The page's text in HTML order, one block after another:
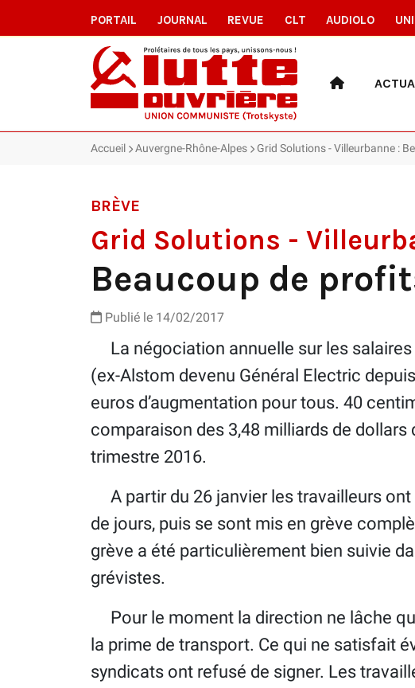
PORTAIL JOURNAL REVUE CLT AUDIOLO
Accueil Auvergne-Rhône-Alpes Grid Solutions - Villeurbanne :
BRÈVE
Grid Solutions -
Beaucoup de
Publié le 14/02/2017
La négociation annuelle sur les salaires
(ex-Alstom devenu Général Electric
euros d’augmentation pour tous. 40
comparaison des 3,48 milliards de
trimestre 2016.
A partir du 26 janvier les travailleurs ont
de jours, puis se sont mis en grève
grève a été particulièrement bien suivie
grévistes.
Pour le moment la direction ne lâche
la prime de transport. Ce qui ne satisfait
syndicats ont refusé de signer. Les